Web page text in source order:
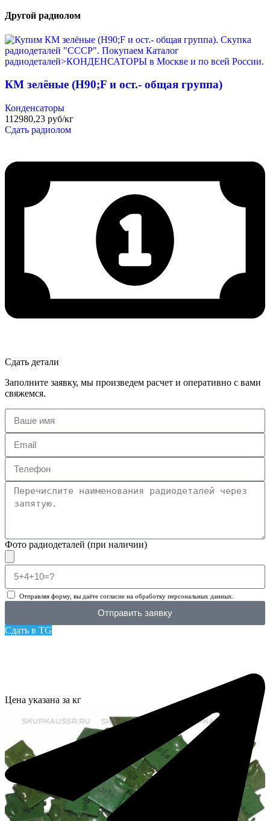
Другой радиолом
КМ зелёные (H90;F и ост.- общая группа)
Конденсаторы
112980,23 руб/кг
Сдать радиолом
Сдать детали
Заполните заявку, мы произведем расчет и оперативно с вами
свяжемся.
Фото радиодеталей (при наличии)
Отправляя форму, вы даёте согласие на обработку персональных данных.
Отправить заявку
Сдать в TG
Цена указана за кг